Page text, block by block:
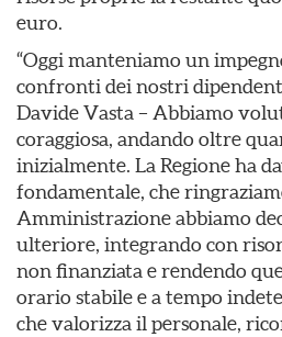
euro.
“Oggi manteniamo un
confronti dei nostri
Davide Vasta – Abbiamo
coraggiosa, andando oltre
inizialmente. La Regione ha
fondamentale, che
Amministrazione abbiamo
ulteriore, integrando con
non finanziata e rendendo
orario stabile e a tempo
che valorizza il personale,